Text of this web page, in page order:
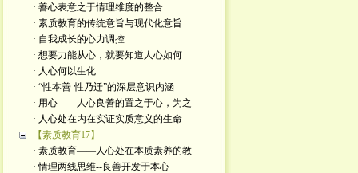
· 善心表意之于情理维度的整合
· 素质教育的传统意旨与现代化意旨
· 自我成长的心力调控
· 想要力能从心，就要知道人心如何
· 人心何以生化
· “性本善-性乃迁”的深层意识内涵
· 用心——人心良善的置之于心，为之
· 人心处在内在实证实质意义的生命
【素质教育17】
· 素质教育——人心处在本质素养的教
· 情理两线思维--良善开发于本心